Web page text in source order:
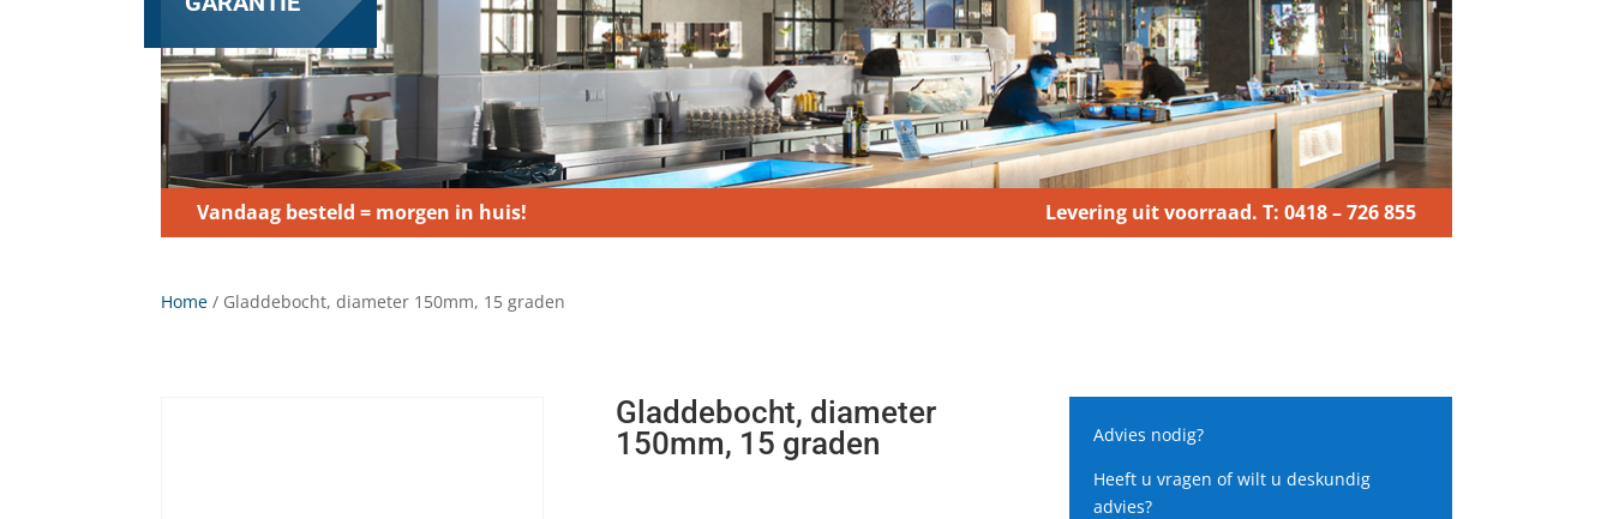
Vandaag besteld = morgen in huis! Levering uit voorraad. T: 0418 – 726 855
Home / Gladdebocht, diameter 150mm, 15 graden
Gladdebocht, diameter
150mm, 15 graden
Advies nodig?
Heeft u vragen of wilt u deskundig
advies?